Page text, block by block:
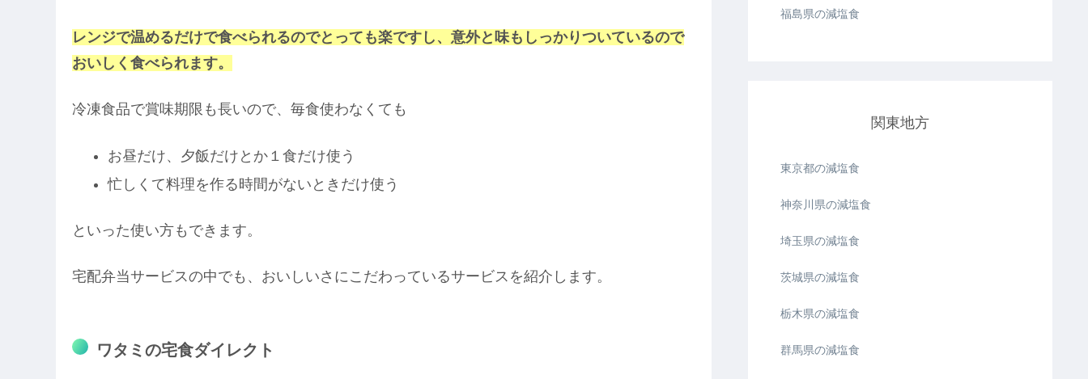
レンジで温めるだけで食べられるのでとっても楽ですし、意外と味もしっかりついているので
おいしく食べられます。
冷凍食品で賞味期限も長いので、毎食使わなくても
お昼だけ、夕飯だけとか１食だけ使う
忙しくて料理を作る時間がないときだけ使う
といった使い方もできます。
宅配弁当サービスの中でも、おいしいさにこだわっているサービスを紹介します。
ワタミの宅食ダイレクト
福島県の減塩食
関東地方
東京都の減塩食
神奈川県の減塩食
埼玉県の減塩食
茨城県の減塩食
栃木県の減塩食
群馬県の減塩食